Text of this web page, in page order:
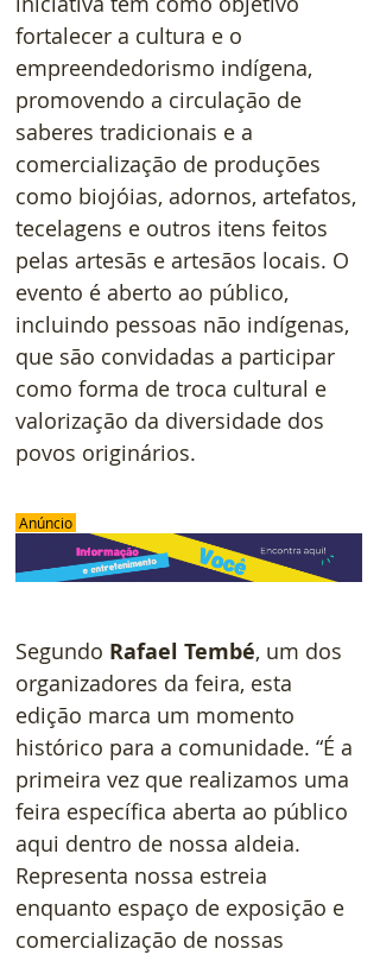
fortalecer a cultura e o
empreendedorismo indígena,
promovendo a circulação de
saberes tradicionais e a
comercialização de produções
como biojóias, adornos, artefatos,
tecelagens e outros itens feitos
pelas artesãs e artesãos locais. O
evento é aberto ao público,
incluindo pessoas não indígenas,
que são convidadas a participar
como forma de troca cultural e
valorização da diversidade dos
povos originários.
Anúncio
Segundo Rafael Tembé, um dos
organizadores da feira, esta
edição marca um momento
histórico para a comunidade. “É a
primeira vez que realizamos uma
feira específica aberta ao público
aqui dentro de nossa aldeia.
Representa nossa estreia
enquanto espaço de exposição e
comercialização de nossas